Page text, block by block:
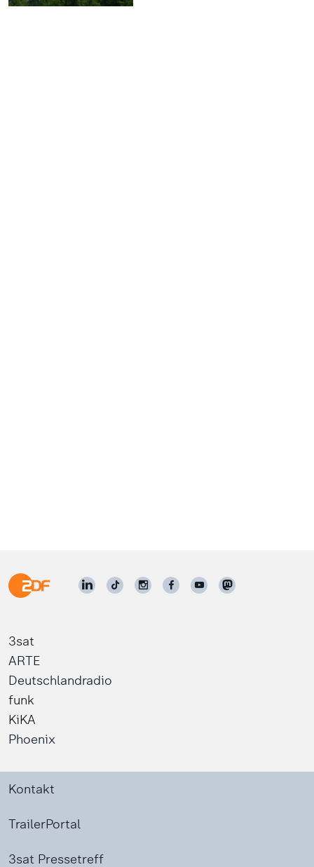
3sat
ARTE
Deutschlandradio
funk
KiKA
Phoenix
Kontakt
TrailerPortal
3sat Pressetreff